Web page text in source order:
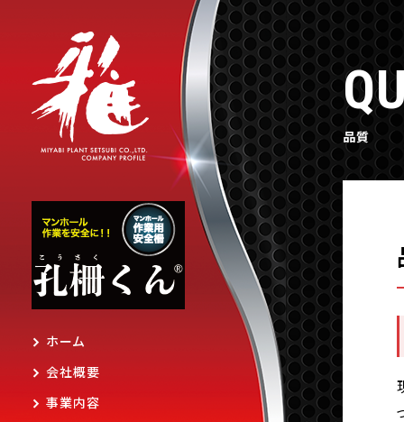
ホーム
会社概要
事業内容
品質